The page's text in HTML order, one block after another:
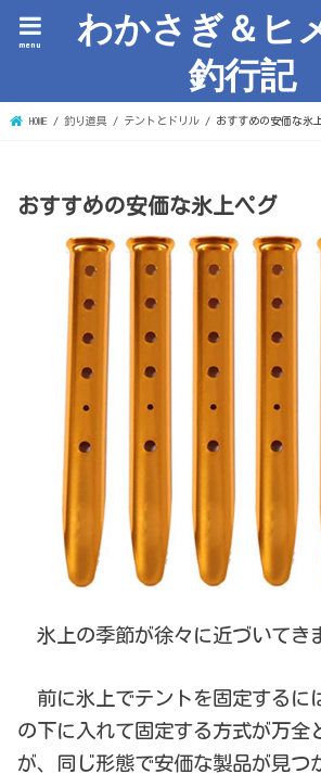
わかさぎ＆ヒ
釣行記
menu
HOME 釣り道具 テントとドリル おすすめの安価な氷
おすすめの安価な氷上ペグ
氷上の季節が徐々に近づいてき
前に氷上でテントを固定するに
の下に入れて固定する方式が万全
が、同じ形態で安価な製品が見つ